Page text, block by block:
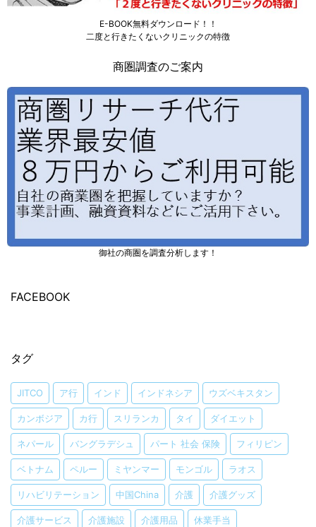
E-BOOK無料ダウンロード！！
二度と行きたくないクリニックの特徴
商圏調査のご案内
御社の商圏を調査分析します！
FACEBOOK
タグ
JITCO ア行 インド インドネシア ウズベキスタン
カンボジア カ行 スリランカ タイ ダイエット
ネパール バングラデシュ パート 社会 保険 フィリピン
ベトナム ペルー ミヤンマー モンゴル ラオス
リハビリテーション 中国China 介護 介護グッズ
介護サービス 介護施設 介護用品 休業手当